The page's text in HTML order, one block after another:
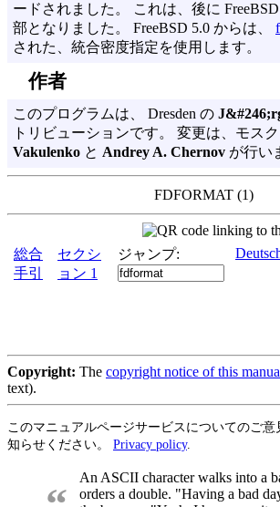
ードされました。 これは、後に
部となりました。 FreeBSD 5.0 からは、
された、統合密度指定を使用します。
作者
このプログラムは、 Dresden の
トリビューションです。 変更は、モス
Vakulenko と Andrey A. Chernov が行い
FDFORMAT (1)
総合
手引
セクシ
ョン 1
ジャンプ:
Copyright: The copyright notice of this
text).
このマニュアルページサービスについてのご意
知らせください。 Privacy policy.
An ASCII character walks into a
orders a double. "Having a bad